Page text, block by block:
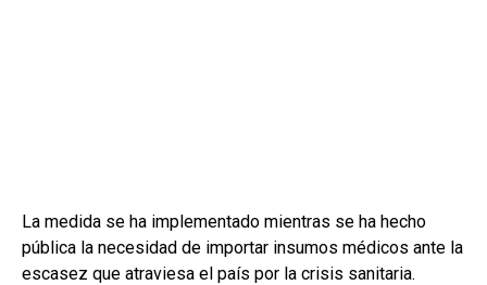
La medida se ha implementado mientras se ha hecho
pública la necesidad de importar insumos médicos ante la
escasez que atraviesa el país por la crisis sanitaria.